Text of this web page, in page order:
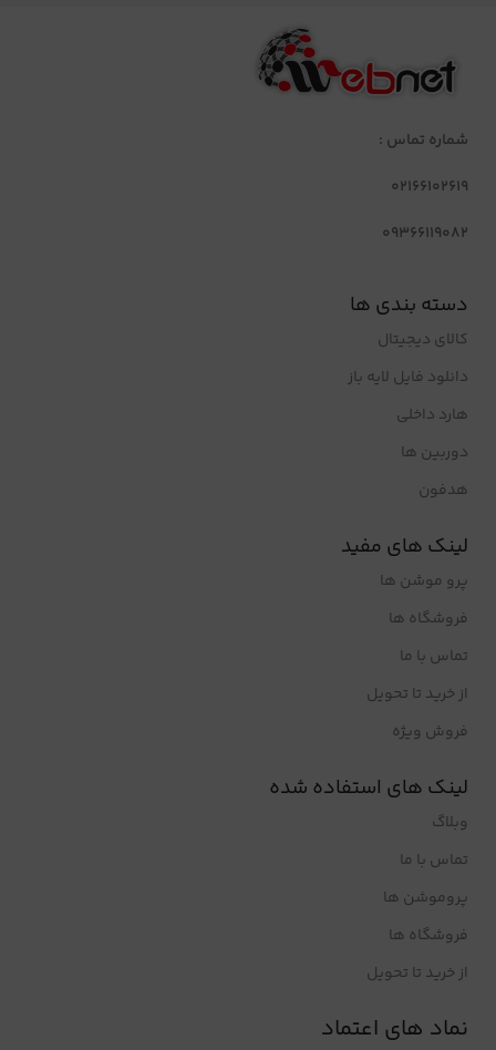
شماره تماس :
02166102619
09366119082
دسته بندی ها
کالای دیجیتال
دانلود فایل لایه باز
هارد داخلی
دوربین ها
هدفون
لینک های مفید
پرو موشن ها
فروشگاه ها
تماس با ما
از خرید تا تحویل
فروش ویژه
لینک های استفاده شده
وبلاگ
تماس با ما
پروموشن ها
فروشگاه ها
از خرید تا تحویل
نماد های اعتماد